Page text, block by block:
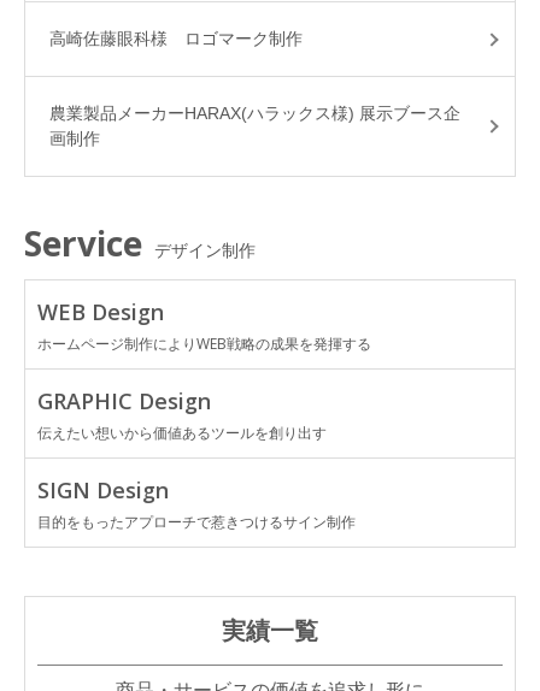
高崎佐藤眼科様 ロゴマーク制作
農業製品メーカーHARAX(ハラックス様) 展示ブース企
画制作
Service デザイン制作
WEB Design
ホームページ制作によりWEB戦略の成果を発揮する
GRAPHIC Design
伝えたい想いから価値あるツールを創り出す
SIGN Design
目的をもったアプローチで惹きつけるサイン制作
実績一覧